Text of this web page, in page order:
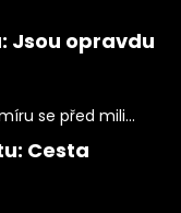
Jsou opravdu
se před mili...
Cesta